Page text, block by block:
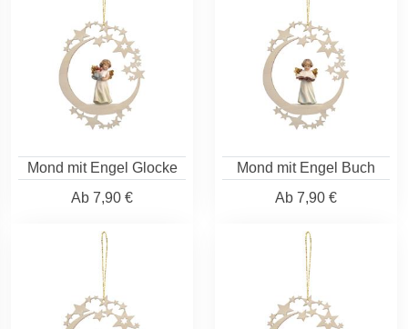
Mond mit Engel Glocke
Ab 7,90 €
Mond mit Engel Buch
Ab 7,90 €